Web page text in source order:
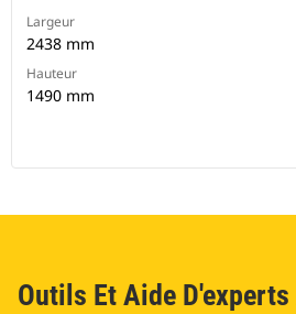
Largeur
2438 mm
Hauteur
1490 mm
Outils Et Aide D'experts